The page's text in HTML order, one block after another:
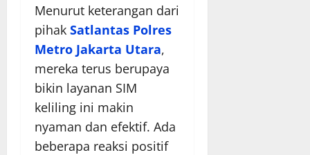
Menurut keterangan dari
pihak Satlantas Polres
Metro Jakarta Utara,
mereka terus berupaya
bikin layanan SIM
keliling ini makin
nyaman dan efektif. Ada
beberapa reaksi positif